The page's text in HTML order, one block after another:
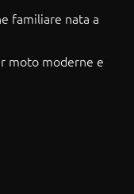
familiare nata a
moto moderne e